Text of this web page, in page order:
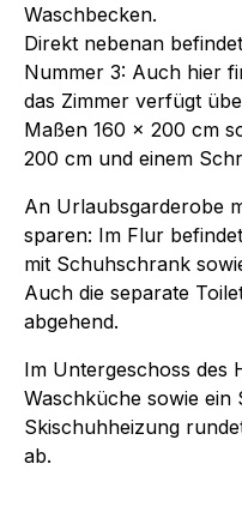
Waschbecken.
Direkt nebenan
Nummer 3: Auch hier
das Zimmer verfügt
Maßen 160 x 200 cm
200 cm und einem
An Urlaubsgarderobe
sparen: Im Flur
mit Schuhschrank
Auch die separate
abgehend.
Im Untergeschoss des
Waschküche sowie ein
Skischuhheizung
ab.